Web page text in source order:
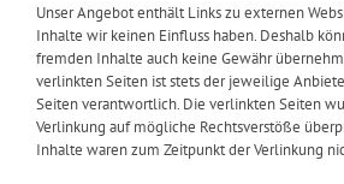
Unser Angebot enthält Links zu externen
Inhalte wir keinen Einfluss haben. Deshalb
fremden Inhalte auch keine Gewähr
verlinkten Seiten ist stets der jeweilige
Seiten verantwortlich. Die verlinkten Seiten
Verlinkung auf mögliche Rechtsverstöße
Inhalte waren zum Zeitpunkt der Verlinkung